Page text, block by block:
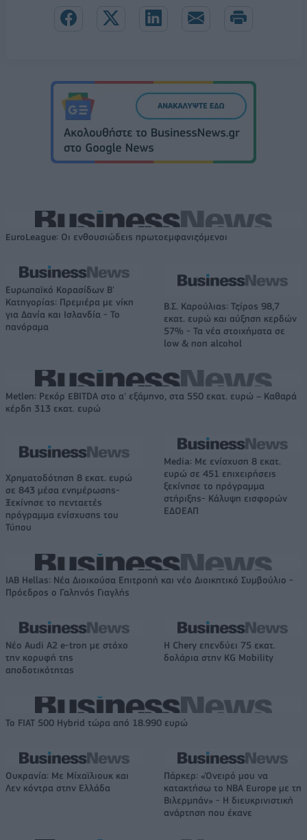
EuroLeague: Οι ενθουσιώδεις πρωτοεμφανιζόμενοι
Ευρωπαϊκό Κορασίδων Β'
Κατηγορίας: Πρεμιέρα με νίκη
για Δανία και Ισλανδία - Το
πανόραμα
Β.Σ. Καρούλιας: Τζίρος 98,7
εκατ. ευρώ και αύξηση κερδών
57% - Τα νέα στοιχήματα σε
low & non alcohol
Metlen: Ρεκόρ EBITDA στο α' εξάμηνο, στα 550 εκατ. ευρώ – Καθαρά
κέρδη 313 εκατ. ευρώ
Χρηματοδότηση 8 εκατ. ευρώ
σε 843 μέσα ενημέρωσης-
Ξεκίνησε το πενταετές
πρόγραμμα ενίσχυσης του
Τύπου
Media: Με ενίσχυση 8 εκατ.
ευρώ σε 451 επιχειρήσεις
ξεκίνησε το πρόγραμμα
στήριξης- Κάλυψη εισφορών
ΕΔΟΕΑΠ
IAB Hellas: Νέα Διοικούσα Επιτροπή και νέο Διοικητικό Συμβούλιο -
Πρόεδρος ο Γαληνός Γιαγλής
Νέο Audi A2 e-tron με στόχο
την κορυφή της
αποδοτικότητας
Η Chery επενδύει 75 εκατ.
δολάρια στην KG Mobility
Το FIAT 500 Hybrid τώρα από 18.990 ευρώ
Ουκρανία: Με Μίχαϊλιουκ και
Λεν κόντρα στην Ελλάδα
Πάρκερ: «Όνειρό μου να
κατακτήσω το ΝΒΑ Europe με τη
Βιλερμπάν» - Η διευκρινιστική
ανάρτηση που έκανε